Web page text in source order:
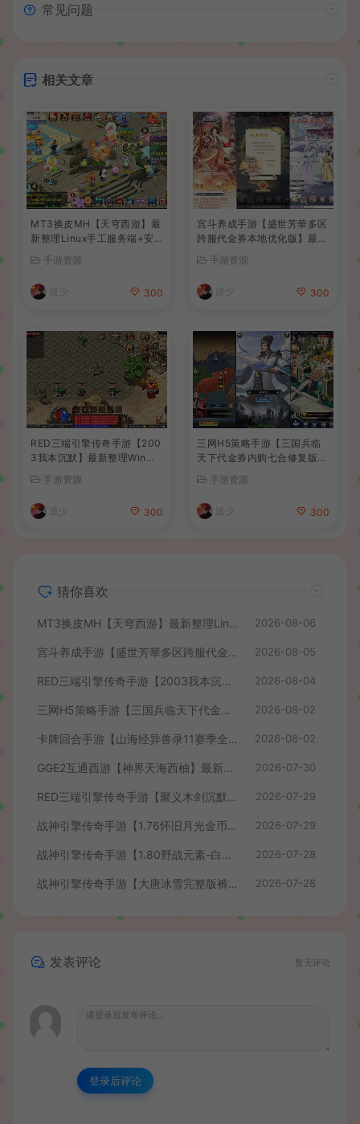
常见问题
相关文章
MT3换皮MH【天穹西游】最
新整理Linux手工服务端+安
建教程+全套源码+视频教程
手游资源
波少 300
宫斗养成手游【盛世芳華多区
跨服代金券本地优化版】最新
手工服务端+CDK授权后台
+安卓+详细搭建教程
手游资源
波少 300
RED三端引擎传奇手游【200
3我本沉默】最新整理Win系
服务端+安卓苹果PC三端+详
细搭建教程
手游资源
波少 300
三网H5策略手游【三国兵临
天下代金券内购七合修复版】
最新整理单机一键即玩镜像端
+Linux手工服务端+管理后台
+GM授权后台+简易安卓客户
端+详细搭建教程+视频教程
手游资源
波少 300
猜你喜欢
MT3换皮MH【天穹西游】最新整理Linux手工服务端+安卓苹果双端+GM后台+详细搭建教程+全套源码+视频教程 2026-08-06
宫斗养成手游【盛世芳華多区跨服代金券本地优化版】最新整理单机一键即玩端+Linux手工服务端+CDK授权后台+安卓+详细搭建教程 2026-08-05
RED三端引擎传奇手游【2003我本沉默】最新整理Win系服务端+安卓苹果PC三端+详细搭建教程 2026-08-04
三网H5策略手游【三国兵临天下代金券内购七合修复版】最新整理单机一键即玩镜像端+Linux手工服务端+管理后台+GM授权后台+简易安卓客户端+详细搭建教程+视频教程 2026-08-02
卡牌回合手游【山海经异兽录11赛季全人物代金券内购版】最新整理WIN系服务端+授权GM后台+管理后台+热更修改工具+安卓+详细搭建教程 2026-08-02
GGE2互通西游【神界天海西柚】最新整理Win系服务端+安卓苹果PC三端+内置GM工具+全套源码+详细搭建教程+视频教程 2026-07-30
RED三端引擎传奇手游【聚义木剑沉默高仿嘟嘟沉默】最新整理Win系服务端+安卓苹果PC三端+详细搭建教程 2026-07-29
战神引擎传奇手游【1.76怀旧月光金币版】最新整理Win系复古服务端+安卓苹果双端+GM授权物品后台+详细搭建教程 2026-07-29
战神引擎传奇手游【1.80野战元素-白猪7.2免授权】最新整理Win系特色服务端+安卓+GM授权物品后台+详细搭建教程 2026-07-28
战神引擎传奇手游【大唐冰雪完整版裤衩7.0免授权】最新整理Win系特色服务端+GM授权后台+安卓苹果双端+详细搭建教程 2026-07-28
发表评论 暂无评论
登录后评论